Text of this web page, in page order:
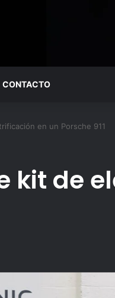
CONTACTO
en un Porsche 911
kit de